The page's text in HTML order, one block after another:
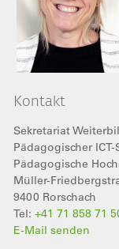
Kontakt
Sekretariat
Pädagogischer
Pädagogische
Müller-
9400 Rorschach
Tel: +41 71 858 71
E-Mail senden